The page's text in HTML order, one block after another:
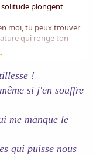
solitude plongent
moi, tu peux trouver
qui ronge ton
que te lire reste
même
!
si j'en souffre
me manque le
qui puisse nous